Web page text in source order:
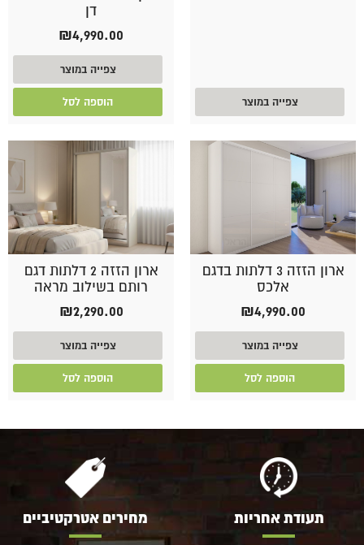
צפייה במוצר
דן
₪4,990.00
צפייה במוצר
הוספה לסל
ארון הזזה 3 דלתות בדגם
אלכס
₪4,990.00
צפייה במוצר
הוספה לסל
ארון הזזה 2 דלתות דגם
רותם בשילוב מראה
₪2,290.00
צפייה במוצר
הוספה לסל
תעודת אחריות מחירים אטרקטיביים